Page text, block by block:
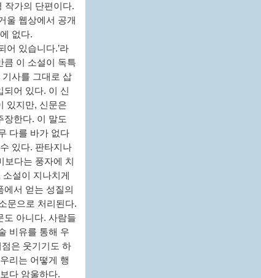
작가의 단편이다.
울 웹상에서 공개
없다.
어 있습니다.’라
큼 이 소설이 독특
사를 그대로 삽
되어 있다. 이 신
있지만, 신문은
장한다. 이 말도
다를 바가 없다
있다. 판타지나
다는 풍자에 치
설이 지나치게
서 얻는 성질의
문으로 처리된다.
도 아니다. 사람들
비유를 통해 우
은 웃기기도 하
리는 어떻게 행
다 암울하다.